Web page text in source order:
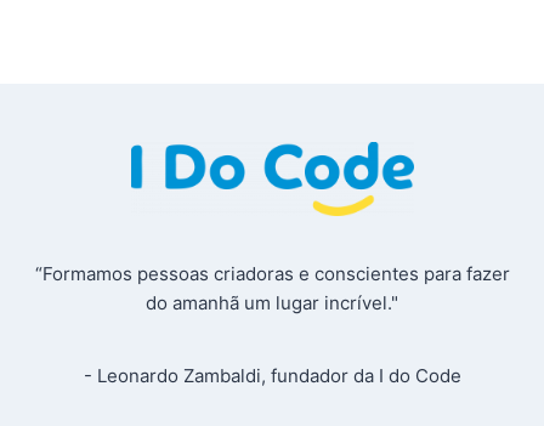
“Formamos pessoas criadoras e conscientes para fazer
do amanhã um lugar incrível."
- Leonardo Zambaldi, fundador da I do Code